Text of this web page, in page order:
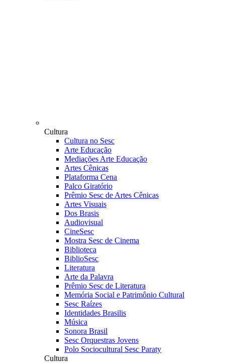
Cultura
Cultura no Sesc
Arte Educação
Mediações Arte Educação
Artes Cênicas
Plataforma Cena
Palco Giratório
Prêmio Sesc de Artes Cênicas
Artes Visuais
Dos Brasis
Audiovisual
CineSesc
Mostra Sesc de Cinema
Biblioteca
BiblioSesc
Literatura
Arte da Palavra
Prêmio Sesc de Literatura
Memória Social e Patrimônio Cultural
Sesc Raízes
Identidades Brasilis
Música
Sonora Brasil
Sesc Orquestras Jovens
Polo Sociocultural Sesc Paraty
Cultura